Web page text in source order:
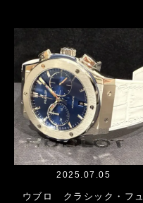
2025.07.05
ウブロ クラシック・フュ